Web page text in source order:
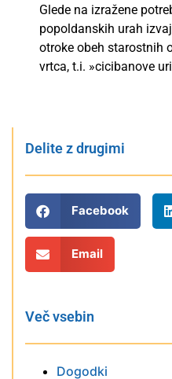
Glede na izražene
popoldanskih urah
otroke obeh starostnih
vrtca, t.i. »cicibanove
Delite z drugimi
Facebook
Email
Več vsebin
Dogodki